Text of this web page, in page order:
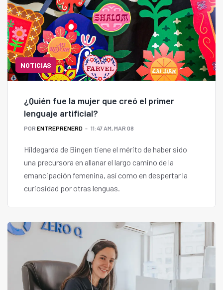
NOTICIAS
¿Quién fue la mujer que creó el primer
lenguaje artificial?
POR ENTREPRENERD 11:47 AM, MAR 08
Hildegarda de Bingen tiene el mérito de haber sido
una precursora en allanar el largo camino de la
emancipación femenina, así como en despertar la
curiosidad por otras lenguas.